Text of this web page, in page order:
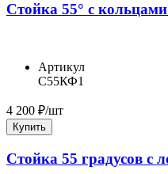
Стойка 55° с
Артикул
С55КФ1
4 200 ₽/шт
Купить
Стойка 55 градусов с